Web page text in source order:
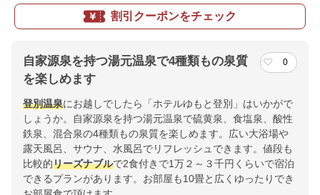
割引クーポンをチェック
自家源泉を持つ湯元温泉で4種類もの泉質
を楽しめます
0
登別温泉にお越しでしたら「ホテルゆもと登別」はいかがで
しょうか。自家源泉を持つ湯元温泉で硫黄泉、食塩泉、酸性
鉄泉、混合泉の4種類もの泉質を楽しめます。広い大浴場や
露天風呂、サウナ、水風呂でリフレッシュできます。値段も
比較的リーズナブルで2食付きで1万２～３千円くらいで宿泊
できるプランがあります。お部屋も10畳と広くゆったりでき